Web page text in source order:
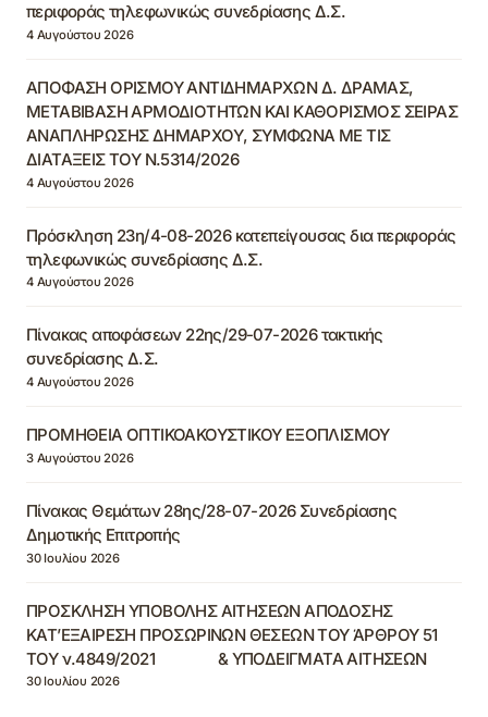
περιφοράς τηλεφωνικώς συνεδρίασης Δ.Σ.
4 Αυγούστου 2026
ΑΠΟΦΑΣΗ ΟΡΙΣΜΟΥ ΑΝΤΙΔΗΜΑΡΧΩΝ Δ. ΔΡΑΜΑΣ,
ΜΕΤΑΒΙΒΑΣΗ ΑΡΜΟΔΙΟΤΗΤΩΝ ΚΑΙ ΚΑΘΟΡΙΣΜΟΣ ΣΕΙΡΑΣ
ΑΝΑΠΛΗΡΩΣΗΣ ΔΗΜΑΡΧΟΥ, ΣΥΜΦΩΝΑ ΜΕ ΤΙΣ
ΔΙΑΤΑΞΕΙΣ ΤΟΥ Ν.5314/2026
4 Αυγούστου 2026
Πρόσκληση 23η/4-08-2026 κατεπείγουσας δια περιφοράς
τηλεφωνικώς συνεδρίασης Δ.Σ.
4 Αυγούστου 2026
Πίνακας αποφάσεων 22ης/29-07-2026 τακτικής
συνεδρίασης Δ.Σ.
4 Αυγούστου 2026
ΠΡΟΜΗΘΕΙΑ ΟΠΤΙΚΟΑΚΟΥΣΤΙΚΟΥ ΕΞΟΠΛΙΣΜΟΥ
3 Αυγούστου 2026
Πίνακας Θεμάτων 28ης/28-07-2026 Συνεδρίασης
Δημοτικής Επιτροπής
30 Ιουλίου 2026
ΠΡΟΣΚΛΗΣΗ ΥΠΟΒΟΛΗΣ ΑΙΤΗΣΕΩΝ ΑΠΟΔΟΣΗΣ
ΚΑΤ’ΕΞΑΙΡΕΣΗ ΠΡΟΣΩΡΙΝΩΝ ΘΕΣΕΩΝ ΤΟΥ ΆΡΘΡΟΥ 51
ΤΟΥ ν.4849/2021 & ΥΠΟΔΕΙΓΜΑΤΑ ΑΙΤΗΣΕΩΝ
30 Ιουλίου 2026